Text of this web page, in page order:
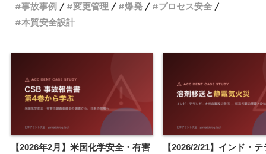
事故事例
変更管理 爆発
プロセス安全
本質安全設計
【2026年2月】米国化学安全・有害
【2026/2/21】インド・